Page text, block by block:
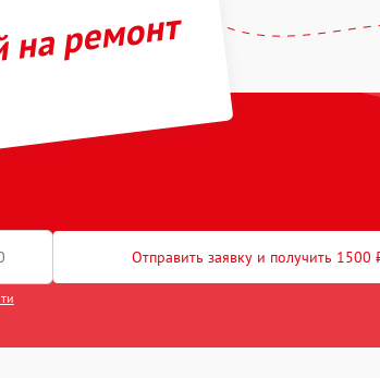
ремонт
Отправить заявку и получить 1500